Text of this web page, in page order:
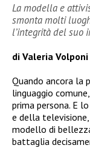
La modella e
smonta molti
l’integrità del suo
di Valeria Volponi
Quando ancora la
linguaggio comune,
prima persona. E
e della
modello di
battaglia